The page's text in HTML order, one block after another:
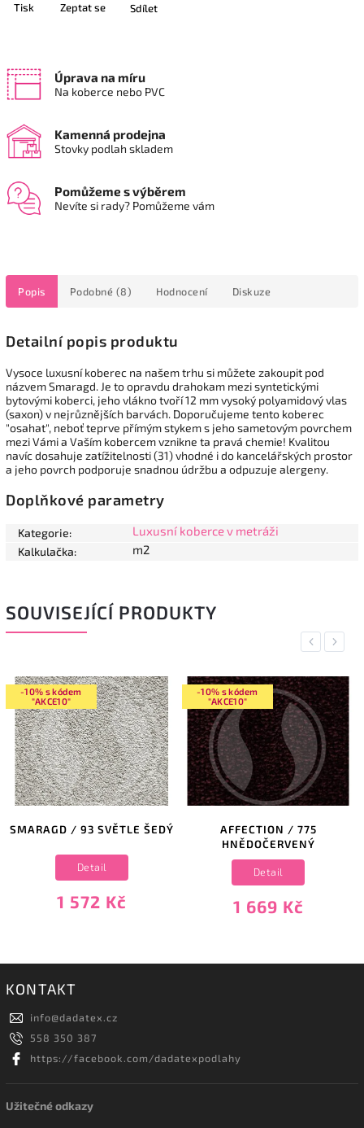
Tisk Zeptat se Sdílet
Úprava na míru
Na koberce nebo PVC
Kamenná prodejna
Stovky podlah skladem
Pomůžeme s výběrem
Nevíte si rady? Pomůžeme vám
Popis Podobné (8) Hodnocení Diskuze
Detailní popis produktu
Vysoce luxusní koberec na našem trhu si můžete zakoupit pod
názvem Smaragd. Je to opravdu drahokam mezi syntetickými
bytovými koberci, jeho vlákno tvoří 12 mm vysoký polyamidový vlas
(saxon) v nejrůznějších barvách. Doporučujeme tento koberec
"osahat", neboť teprve přímým stykem s jeho sametovým povrchem
mezi Vámi a Vaším kobercem vznikne ta pravá chemie! Kvalitou
navíc dosahuje zatížitelnosti (31) vhodné i do kancelářských prostor
a jeho povrch podporuje snadnou údržbu a odpuzuje alergeny.
Doplňkové parametry
Kategorie: Luxusní koberce v metráži
Kalkulačka: m2
SOUVISEJÍCÍ PRODUKTY
Previous
-10% s kódem
"AKCE10"
SMARAGD / 93 SVĚTLE ŠEDÝ
1 572 Kč
Detail
-10% s kódem
"AKCE10"
AFFECTION / 775
HNĚDOČERVENÝ
1 669 Kč
Detail
Next
KONTAKT
info@dadatex.cz
558 350 387
https://facebook.com/dadatexpodlahy
Užitečné odkazy